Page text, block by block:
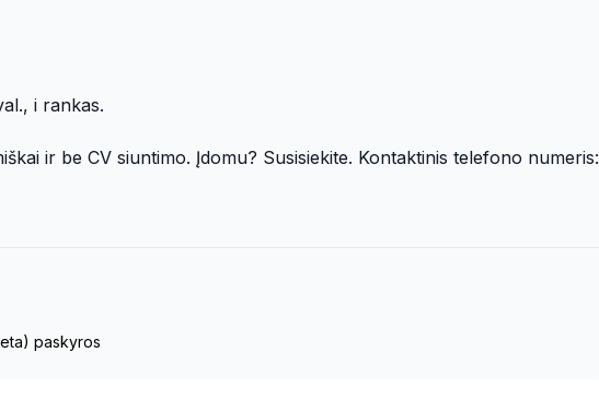
i rankas.
ir be CV siuntimo. Įdomu? Susisiekite. Kontaktinis telefono numeris:
paskyros